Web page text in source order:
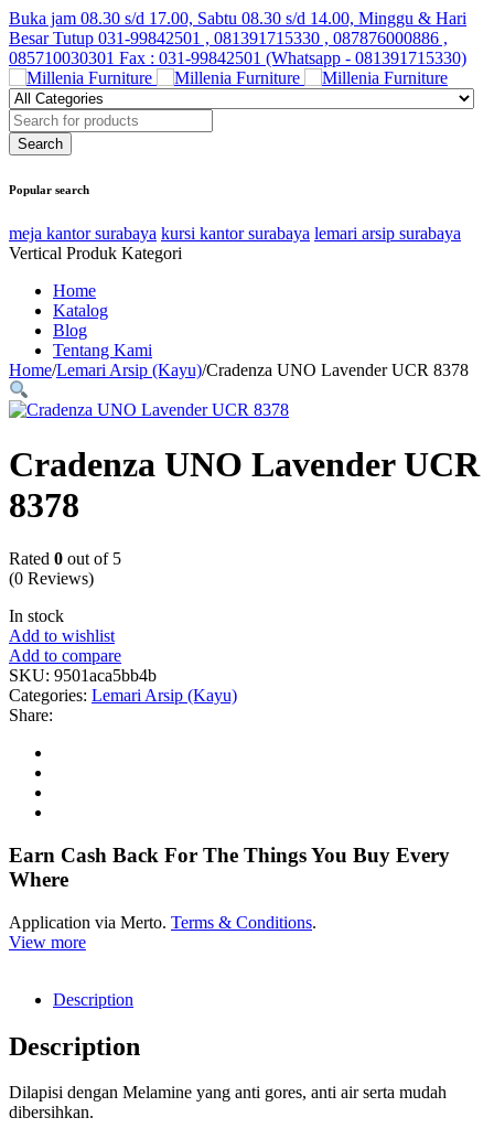
Buka jam 08.30 s/d 17.00, Sabtu 08.30 s/d 14.00, Minggu & Hari
Besar Tutup 031-99842501 , 081391715330 , 087876000886 ,
085710030301 Fax : 031-99842501 (Whatsapp - 081391715330)
Popular search
meja kantor surabaya kursi kantor surabaya lemari arsip surabaya
Vertical Produk Kategori
Home
Katalog
Blog
Tentang Kami
Home/Lemari Arsip (Kayu)/Cradenza UNO Lavender UCR 8378
Cradenza UNO Lavender UCR
8378
Rated 0 out of 5
(0 Reviews)
In stock
Add to wishlist
Add to compare
SKU: 9501aca5bb4b
Categories: Lemari Arsip (Kayu)
Share:
Earn Cash Back For The Things You Buy Every
Where
Application via Merto. Terms & Conditions.
View more
Description
Description
Dilapisi dengan Melamine yang anti gores, anti air serta mudah
dibersihkan.